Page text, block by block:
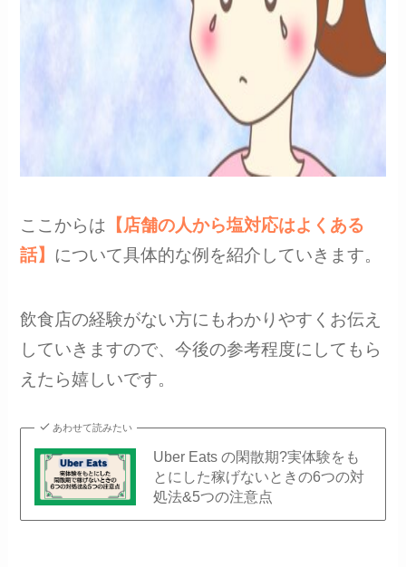
ここからは
【店舗の人から塩対応はよくある
話】 について具体的な例を紹介していきます。
飲食店の経験がない方にもわかりやすくお伝え
していきますので、今後の参考程度にしてもら
えたら嬉しいです。
あわせて読みたい
Uber Eats の閑散期?実体験をも
とにした稼げないときの6つの対
処法&5つの注意点